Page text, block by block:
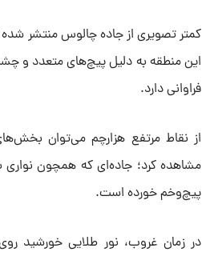
کمتر تصویری از جاده چالوس منتشر شده
این منطقه به دلیل پیچ‌های متعدد و
فراوانی دارد.
از نقاط مرتفع هزارچم می‌توان
مشاهده کرد؛ جاده‌ای که همچون نواری
پیچ‌وخم خورده است.
در زمان غروب، نور طلایی خورشید